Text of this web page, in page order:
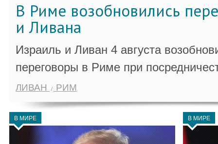
В Риме возобновились
и Ливана
Израиль и Ливан 4 августа
переговоры в Риме при
ЛИВАН РИМ
В МИРЕ В МИРЕ